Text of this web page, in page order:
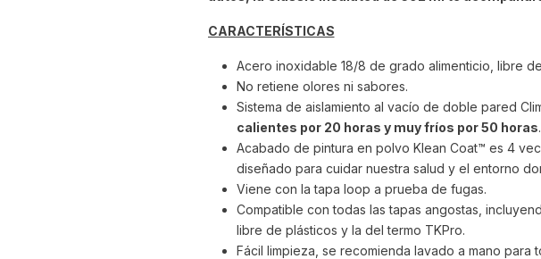
CARACTERÍSTICAS
Acero inoxidable 18/8 de grado alimenticio, libre de
No retiene olores ni sabores.
Sistema de aislamiento al vacío de doble pared
calientes por 20 horas y muy fríos por 50 horas.
Acabado de pintura en polvo Klean Coat™ es 4
diseñado para cuidar nuestra salud y el entorno
Viene con la tapa loop a prueba de fugas.
Compatible con todas las tapas angostas,
libre de plásticos y la del termo TKPro.
Fácil limpieza, se recomienda lavado a mano para